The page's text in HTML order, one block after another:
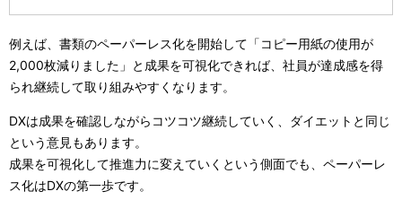
例えば、書類のペーパーレス化を開始して「コピー用紙の使用が
2,000枚減りました」と成果を可視化できれば、社員が達成感を得
られ継続して取り組みやすくなります。
DXは成果を確認しながらコツコツ継続していく、ダイエットと同じ
という意見もあります。
成果を可視化して推進力に変えていくという側面でも、ペーパーレ
ス化はDXの第一歩です。